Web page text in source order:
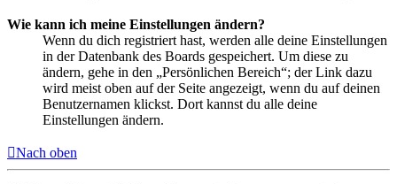
Wie kann ich meine Einstellungen ändern?
Wenn du dich registriert hast, werden alle deine Einstellungen
in der Datenbank des Boards gespeichert. Um diese zu
ändern, gehe in den „Persönlichen Bereich“; der Link dazu
wird meist oben auf der Seite angezeigt, wenn du auf deinen
Benutzernamen klickst. Dort kannst du alle deine
Einstellungen ändern.
Nach oben